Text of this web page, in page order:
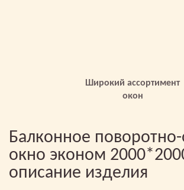
Широкий ассортимент
окон
Балконное
окно эконом
описание изделия